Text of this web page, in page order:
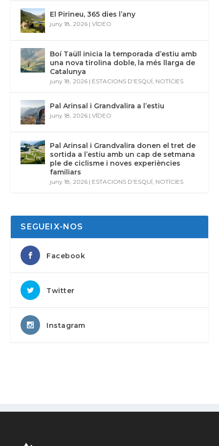
El Pirineu, 365 dies l’any
juny 18, 2026 |VÍDEO
Boí Taüll inicia la temporada d’estiu amb
una nova tirolina doble, la més llarga de
Catalunya
juny 18, 2026 | ESTACIONS D'ESQUÍ, NOTÍCIES
Pal Arinsal i Grandvalira a l’estiu
juny 18, 2026 |VÍDEO
Pal Arinsal i Grandvalira donen el tret de
sortida a l’estiu amb un cap de setmana
ple de ciclisme i noves experiències
familiars
juny 18, 2026 | ESTACIONS D'ESQUÍ, NOTÍCIES
SEGUEIX-NOS
Facebook
Twitter
Instagram